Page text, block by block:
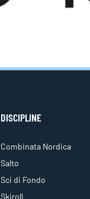
DISCIPLINE
Combinata Nordica
Salto
Sci di Fondo
Skiroll